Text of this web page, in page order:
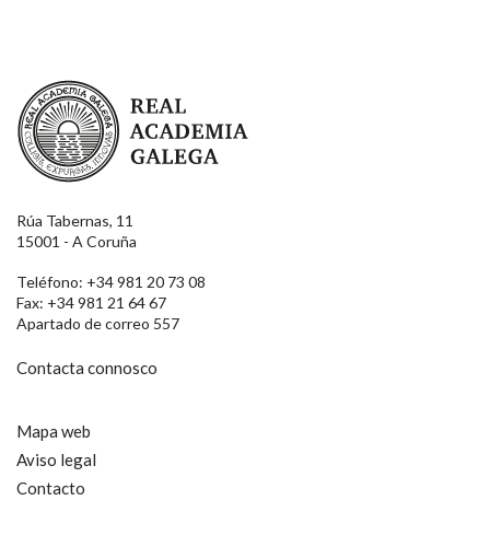
Real Academia Galega
Rúa Tabernas, 11
15001 - A Coruña
Teléfono: +34 981 20 73 08
Fax: +34 981 21 64 67
Apartado de correo 557
Contacta connosco
Mapa web
Aviso legal
Contacto